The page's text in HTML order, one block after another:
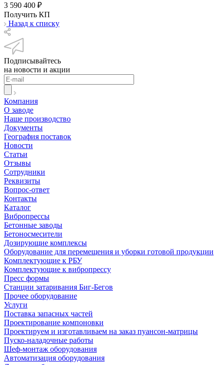
3 590 400 ₽
Получить КП
Назад к списку
Подписывайтесь
на новости и акции
Компания
О заводе
Наше производство
Документы
География поставок
Новости
Статьи
Отзывы
Сотрудники
Реквизиты
Вопрос-ответ
Контакты
Каталог
Вибропрессы
Бетонные заводы
Бетоносмесители
Дозирующие комплексы
Оборудование для перемещения и уборки готовой продукции
Комплектующие к РБУ
Комплектующие к вибропрессу
Пресс формы
Станции затаривания Биг-Бегов
Прочее оборудование
Услуги
Поставка запасных частей
Проектирование компоновки
Проектируем и изготавливаем на заказ пуансон-матрицы
Пуско-наладочные работы
Шеф-монтаж оборудования
Автоматизация оборудования